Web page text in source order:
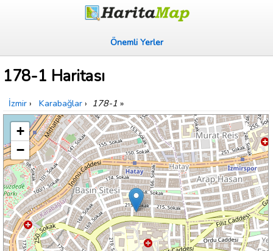
Önemli Yerler
178-1 Haritası
İzmir › Karabağlar › 178-1 »
+
−